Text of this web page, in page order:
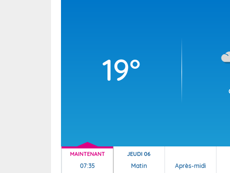
19°
MAINTENANT
07:35
JEUDI 06
Matin Après-midi